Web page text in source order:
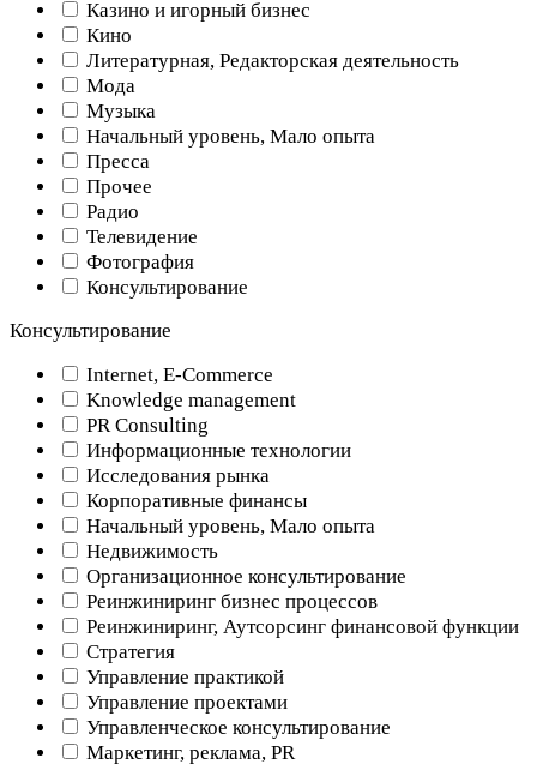
Казино и игорный бизнес
Кино
Литературная, Редакторская деятельность
Мода
Музыка
Начальный уровень, Мало опыта
Пресса
Прочее
Радио
Телевидение
Фотография
Консультирование
Консультирование
Internet, E-Commerce
Knowledge management
PR Consulting
Информационные технологии
Исследования рынка
Корпоративные финансы
Начальный уровень, Мало опыта
Недвижимость
Организационное консультирование
Реинжиниринг бизнес процессов
Реинжиниринг, Аутсорсинг финансовой функции
Стратегия
Управление практикой
Управление проектами
Управленческое консультирование
Маркетинг, реклама, PR